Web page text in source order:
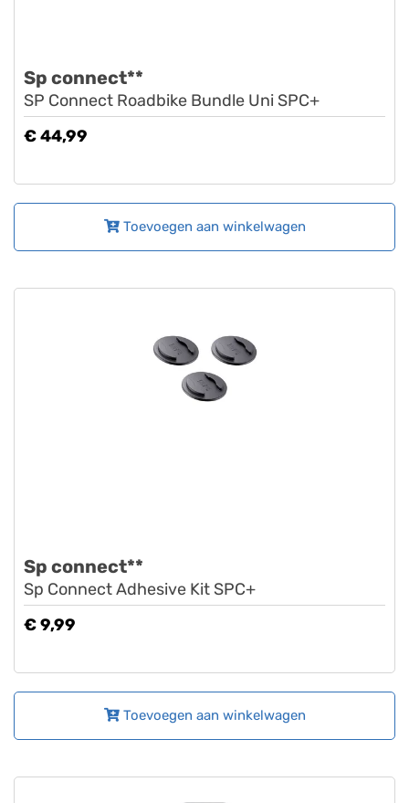
Sp connect**
SP Connect Roadbike Bundle Uni SPC+
€ 44,99
Toevoegen aan winkelwagen
Sp connect**
Sp Connect Adhesive Kit SPC+
€ 9,99
Toevoegen aan winkelwagen